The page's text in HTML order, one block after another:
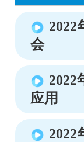
会
2022
应用